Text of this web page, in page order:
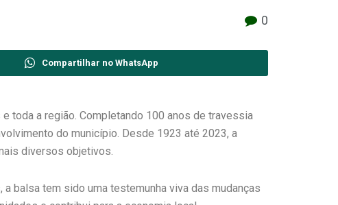
0
Compartilhar no WhatsApp
toda a região. Completando 100 anos de travessia
do município. Desde 1923 até 2023, a
diversos objetivos.
balsa tem sido uma testemunha viva das mudanças